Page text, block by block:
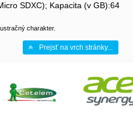
SDXC); Kapacita (v GB):64
charakter.
Prejsť na vrch stránky...